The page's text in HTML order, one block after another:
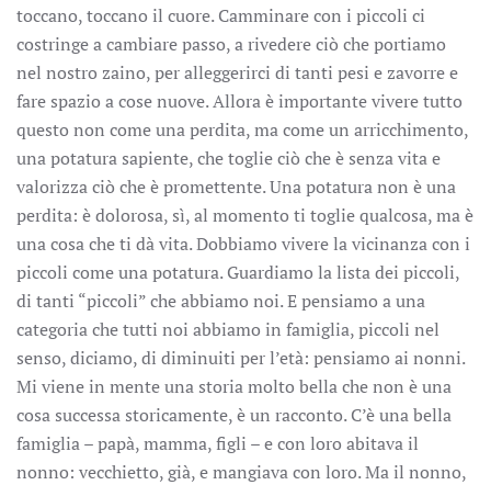
toccano, toccano il cuore. Camminare con i piccoli ci
costringe a cambiare passo, a rivedere ciò che portiamo
nel nostro zaino, per alleggerirci di tanti pesi e zavorre e
fare spazio a cose nuove. Allora è importante vivere tutto
questo non come una perdita, ma come un arricchimento,
una potatura sapiente, che toglie ciò che è senza vita e
valorizza ciò che è promettente. Una potatura non è una
perdita: è dolorosa, sì, al momento ti toglie qualcosa, ma è
una cosa che ti dà vita. Dobbiamo vivere la vicinanza con i
piccoli come una potatura. Guardiamo la lista dei piccoli,
di tanti “piccoli” che abbiamo noi. E pensiamo a una
categoria che tutti noi abbiamo in famiglia, piccoli nel
senso, diciamo, di diminuiti per l’età: pensiamo ai nonni.
Mi viene in mente una storia molto bella che non è una
cosa successa storicamente, è un racconto. C’è una bella
famiglia – papà, mamma, figli – e con loro abitava il
nonno: vecchietto, già, e mangiava con loro. Ma il nonno,